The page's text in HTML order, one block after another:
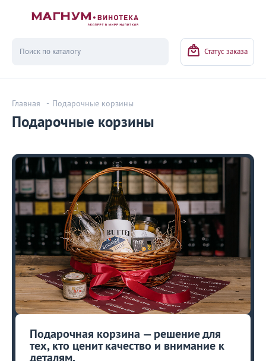
Статус заказа
Главная - Подарочные корзины
Подарочные корзины
Подарочная корзина — решение для
тех, кто ценит качество и внимание к
деталям.